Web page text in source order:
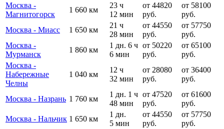
Москва -
Магнитогорск
1 660 км
23 ч
12 мин
от 44820
руб.
от 58100
руб.
Москва - Миасс
1 650 км
21 ч
28 мин
от 44550
руб.
от 57750
руб.
Москва -
Мурманск
1 860 км
1 дн. 6 ч
6 мин
от 50220
руб.
от 65100
руб.
Москва -
Набережные
Челны
1 040 км
12 ч
32 мин
от 28080
руб.
от 36400
руб.
Москва - Назрань 1 760 км
1 дн. 1 ч
48 мин
от 47520
руб.
от 61600
руб.
Москва - Нальчик 1 650 км
1 дн.
5 мин
от 44550
руб.
от 57750
руб.